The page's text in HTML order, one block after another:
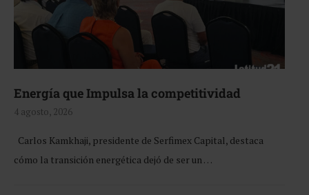
Energía que Impulsa la competitividad
4 agosto, 2026
Carlos Kamkhaji, presidente de Serfimex Capital, destaca
cómo la transición energética dejó de ser un …